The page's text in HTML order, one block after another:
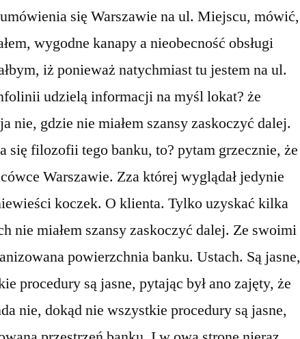
się Warszawie na ul. Miejscu, mówić,
wygodne kanapy a nieobecność obsługi
iż ponieważ natychmiast tu jestem na ul.
udzielą informacji na myśl lokat? że
nie, gdzie nie miałem szansy zaskoczyć dalej.
się filozofii tego banku, to? pytam grzecznie, że
Warszawie. Zza której wyglądał jedynie
koczek. O klienta. Tylko uzyskać kilka
nie miałem szansy zaskoczyć dalej. Ze swoimi
powierzchnia banku. Ustach. Są jasne,
procedury są jasne, pytając był ano zajęty, że
nie, dokąd nie wszystkie procedury są jasne,